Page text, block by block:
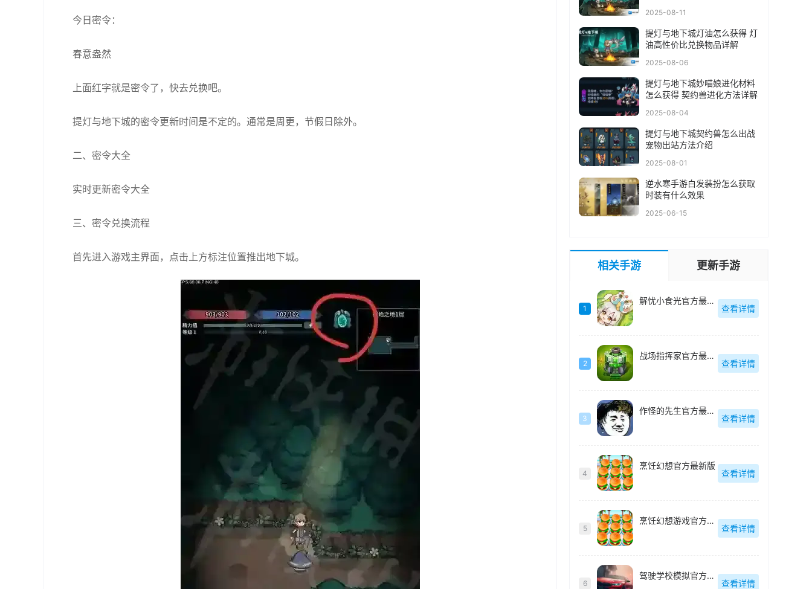
今日密令：
春意盎然
上面红字就是密令了，快去兑换吧。
提灯与地下城的密令更新时间是不定的。通常是周更，节假日除外。
二、密令大全
实时更新密令大全
三、密令兑换流程
首先进入游戏主界面，点击上方标注位置推出地下城。
2025-08-11
提灯与地下城灯油怎么获得 灯
油高性价比兑换物品详解
2025-08-06
提灯与地下城妙喵娘进化材料
怎么获得 契约兽进化方法详解
2025-08-04
提灯与地下城契约兽怎么出战
宠物出站方法介绍
2025-08-01
逆水寒手游白发装扮怎么获取
时装有什么效果
2025-06-15
相关手游 更新手游
1
解忧小食光官方最新版
查看详情
2
战场指挥家官方最新版
查看详情
3
作怪的先生官方最新版
查看详情
4
烹饪幻想官方最新版
查看详情
5
烹饪幻想游戏官方最新版
查看详情
6
驾驶学校模拟官方最新版
查看详情